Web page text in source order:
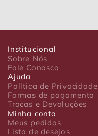
Institucional
Sobre Nós
Fale Conosco
Ajuda
Política de Privacidade
Formas de pagamento
Trocas e Devoluções
Minha conta
Meus pedidos
Lista de desejos